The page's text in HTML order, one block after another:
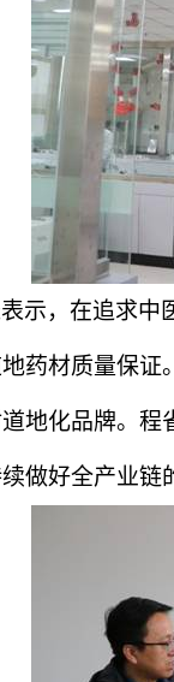
示，在追求中
药材质量保证
地化品牌。程
做好全产业链